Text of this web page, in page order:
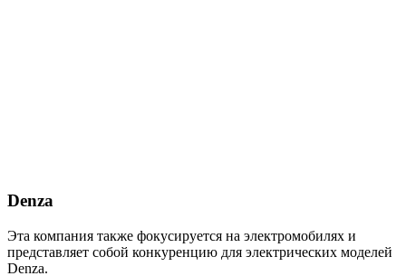
Denza
Эта компания также фокусируется на электромобилях и
представляет собой конкуренцию для электрических моделей
Denza.